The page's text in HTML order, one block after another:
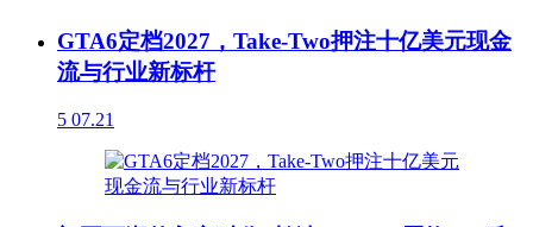
GTA6定档2027，Take-Two押注十亿美元现金
流与行业新标杆
5 07.21